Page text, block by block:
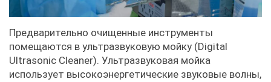
Предварительно очищенные инструменты
помещаются в ультразвуковую мойку (Digital
Ultrasonic Cleaner). Ультразвуковая мойка
использует высокоэнергетические звуковые волны,